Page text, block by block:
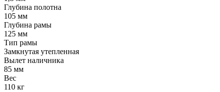
Глубина полотна
105 мм
Глубина рамы
125 мм
Тип рамы
Замкнутая утепленная
Вылет наличника
85 мм
Вес
110 кг